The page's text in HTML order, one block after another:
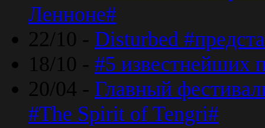
Ленноне#
22/10 - Disturbed
18/10 - #5 известнейших
20/04 - Главный
#The Spirit of Tengri#